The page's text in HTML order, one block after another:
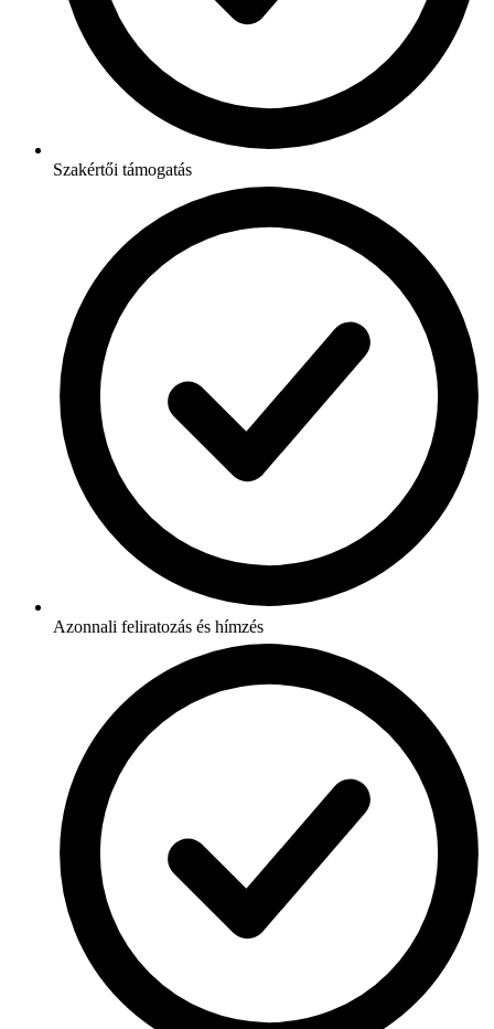
Szakértői támogatás
Azonnali feliratozás és hímzés